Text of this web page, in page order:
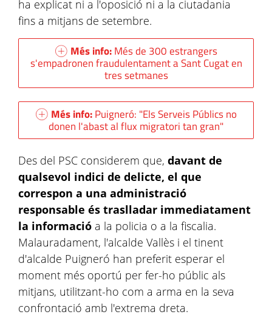
ha explicat ni a l'oposició ni a la ciutadania
fins a mitjans de setembre.
Més info:Més de 300 estrangers
s'empadronen fraudulentament a Sant Cugat en
tres setmanes
Més info:Puigneró: "Els Serveis Públics no
donen l'abast al flux migratori tan gran"
Des del PSC considerem que, davant de
qualsevol indici de delicte, el que
correspon a una administració
responsable és traslladar immediatament
la informació a la policia o a la fiscalia.
Malauradament, l'alcalde Vallès i el tinent
d'alcalde Puigneró han preferit esperar el
moment més oportú per fer-ho públic als
mitjans, utilitzant-ho com a arma en la seva
confrontació amb l'extrema dreta.